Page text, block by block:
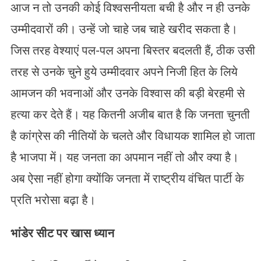
आज न तो उनकी कोई विश्वसनीयता बची है और न ही उनके
उम्मीदवारों की। उन्हें जो चाहे जब चाहे खरीद सकता है।
जिस तरह वेश्याएं पल-पल अपना बिस्तर बदलती हैं, ठीक उसी
तरह से उनके चुने हुये उम्मीदवार अपने निजी हित के लिये
आमजन की भवनाओं और उनके विश्वास की बड़ी बेरहमी से
हत्या कर देते हैं। यह कितनी अजीब बात है कि जनता चुनती
है कांग्रेस की नीतियों के चलते और विधायक शामिल हो जाता
है भाजपा में। यह जनता का अपमान नहीं तो और क्या है।
अब ऐसा नहीं होगा क्योंकि जनता में राष्ट्रीय वंचित पार्टी के
प्रति भरोसा बढ़ा है।
भांडेर सीट पर खास ध्यान